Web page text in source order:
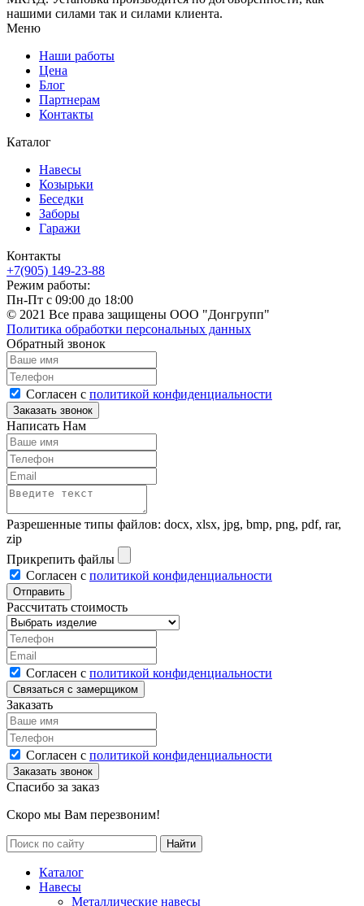
нашими силами так и силами клиента.
Меню
Наши работы
Цена
Блог
Партнерам
Контакты
Каталог
Навесы
Козырьки
Беседки
Заборы
Гаражи
Контакты
+7(905) 149-23-88
Режим работы:
Пн-Пт с 09:00 до 18:00
© 2021 Все права защищены ООО "Донгрупп"
Политика обработки персональных данных
Обратный звонок
Согласен с политикой конфиденциальности
Написать Нам
Разрешенные типы файлов: docx, xlsx, jpg, bmp, png, pdf, rar,
zip
Прикрепить файлы
Согласен с политикой конфиденциальности
Рассчитать стоимость
Согласен с политикой конфиденциальности
Заказать
Согласен с политикой конфиденциальности
Спасибо за заказ
Скоро мы Вам перезвоним!
Каталог
Навесы
Металлические навесы